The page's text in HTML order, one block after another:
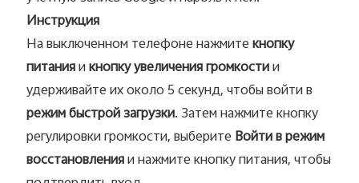
Инструкция
На выключенном телефоне нажмитекнопку
питанияикнопку увеличения громкостии
удерживайте их около 5 секунд, чтобы войти в
режим быстрой загрузки. Затем нажмите кнопку
регулировки громкости, выберите Войти в режим
восстановленияи нажмите кнопку питания, чтобы